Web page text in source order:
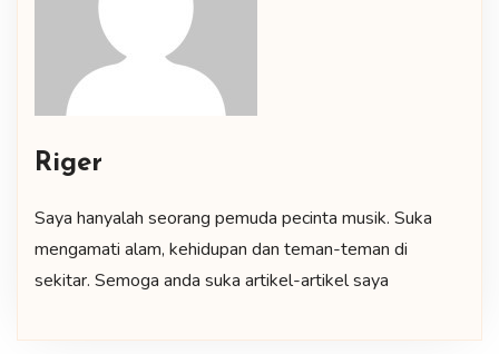
Riger
Saya hanyalah seorang pemuda pecinta musik. Suka
mengamati alam, kehidupan dan teman-teman di
sekitar. Semoga anda suka artikel-artikel saya